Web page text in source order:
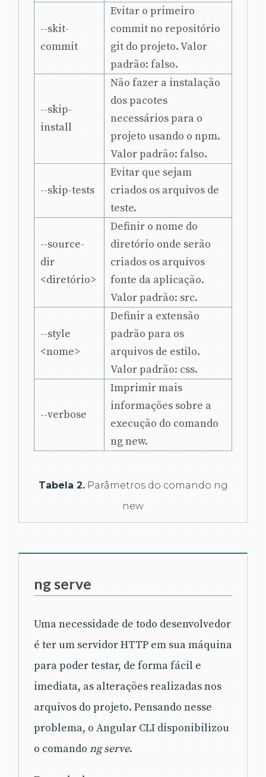
--skit-
commit
Evitar o primeiro
commit no repositório
git do projeto. Valor
padrão: falso.
--skip-
install
Não fazer a instalação
dos pacotes
necessários para o
projeto usando o npm.
Valor padrão: falso.
--skip-tests
Evitar que sejam
criados os arquivos de
teste.
--source-
dir
<diretório>
Definir o nome do
diretório onde serão
criados os arquivos
fonte da aplicação.
Valor padrão: src.
--style
<nome>
Definir a extensão
padrão para os
arquivos de estilo.
Valor padrão: css.
--verbose
Imprimir mais
informações sobre a
execução do comando
ng new.
Tabela 2.Parâmetros do comando ng
new
ng serve
Uma necessidade de todo desenvolvedor
é ter um servidor HTTP em sua máquina
para poder testar, de forma fácil e
imediata, as alterações realizadas nos
arquivos do projeto. Pensando nesse
problema, o Angular CLI disponibilizou
o comando ng serve.